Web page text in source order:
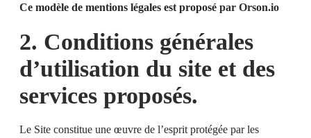
Ce modèle de mentions légales est proposé par Orson.io
2. Conditions générales
d’utilisation du site et des
services proposés.
Le Site constitue une œuvre de l’esprit protégée par les